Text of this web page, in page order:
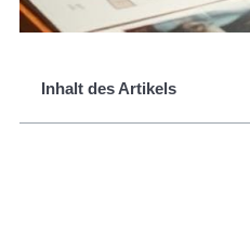
Inhalt des Artikels